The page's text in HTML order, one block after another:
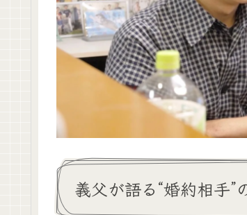
義父が語る“婚約相手”